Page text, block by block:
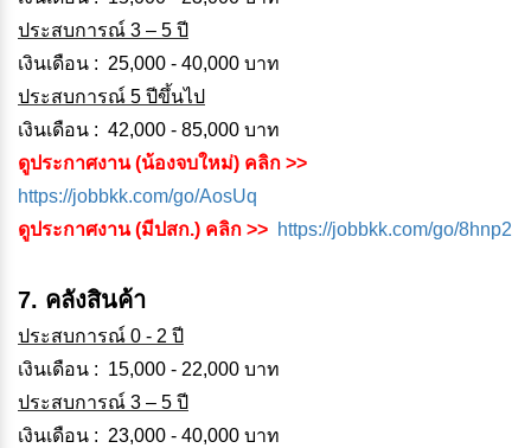
ประสบการณ์ 3 – 5 ปี
เงินเดือน : 25,000 - 40,000 บาท
ประสบการณ์ 5 ปีขึ้นไป
เงินเดือน : 42,000 - 85,000 บาท
ดูประกาศงาน (น้องจบใหม่) คลิก >>
https://jobbkk.com/go/AosUq
ดูประกาศงาน (มีปสก.) คลิก >> https://jobbkk.com/go/8hnp2
7. คลังสินค้า
ประสบการณ์ 0 - 2 ปี
เงินเดือน : 15,000 - 22,000 บาท
ประสบการณ์ 3 – 5 ปี
เงินเดือน : 23,000 - 40,000 บาท